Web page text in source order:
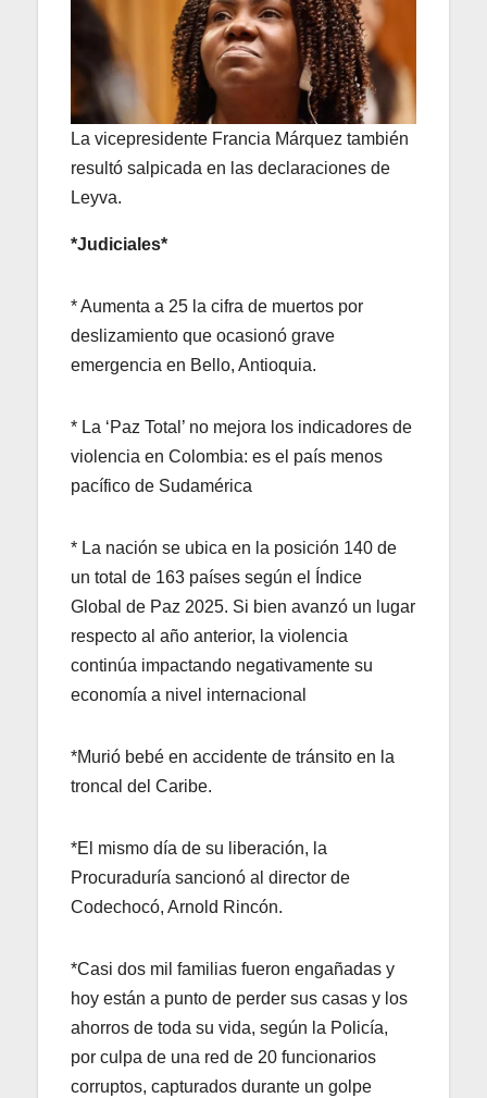
La vicepresidente Francia Márquez también
resultó salpicada en las declaraciones de
Leyva.
*Judiciales*
* Aumenta a 25 la cifra de muertos por
deslizamiento que ocasionó grave
emergencia en Bello, Antioquia.
* La ‘Paz Total’ no mejora los indicadores de
violencia en Colombia: es el país menos
pacífico de Sudamérica
* La nación se ubica en la posición 140 de
un total de 163 países según el Índice
Global de Paz 2025. Si bien avanzó un lugar
respecto al año anterior, la violencia
continúa impactando negativamente su
economía a nivel internacional
*Murió bebé en accidente de tránsito en la
troncal del Caribe.
*El mismo día de su liberación, la
Procuraduría sancionó al director de
Codechocó, Arnold Rincón.
*Casi dos mil familias fueron engañadas y
hoy están a punto de perder sus casas y los
ahorros de toda su vida, según la Policía,
por culpa de una red de 20 funcionarios
corruptos, capturados durante un golpe